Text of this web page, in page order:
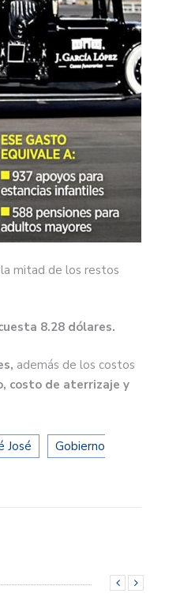
la mitad de los restos
8.28 dólares.
además de los costos
costo de aterrizaje y
José
Gobierno